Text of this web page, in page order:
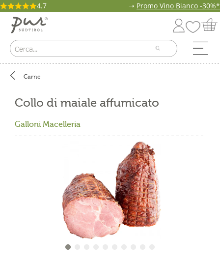
4.7 ➝ Promo Vino Bianco -30%*
Carne
Collo di maiale affumicato
Galloni Macelleria